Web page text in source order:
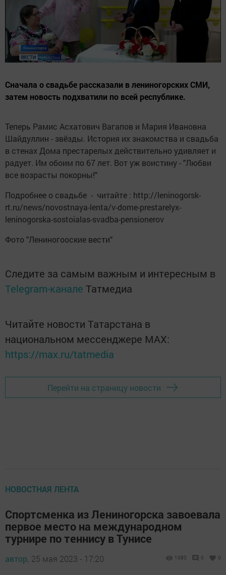
Сначала о свадьбе рассказали в лениногорских СМИ,
затем новость подхватили по всей республике.
Теперь Рамис Асхатович Вагапов и Мария Ивановна
Шайдуллин - звёзды. История их знакомства и свадьба
в стенах Дома престарелых действительно удивляет и
радует. Им обоим по 67 лет. Вот уж воистину - "Любви
все возрасты покорны!"
Подробнее о свадьбе - читайте : http://leninogorsk-
rt.ru/news/novostnaya-lenta/v-dome-prestarelyx-
leninogorska-sostoialas-svadba-pensionerov
Фото "Лениногооские вести"
Следите за самым важным и интересным в
Telegram-канале Татмедиа
Читайте новости Татарстана в
национальном мессенджере MАХ:
https://max.ru/tatmedia
Перейти на страницу новости
НОВОСТНАЯ ЛЕНТА
Спортсменка из Лениногорска завоевала
первое место на международном
турнире по теннису в Тунисе
автор, 25 мая 2023 - 17:20 1080 0 0